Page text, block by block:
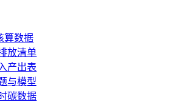
算数据
放清单
产出表
与模型
碳数据